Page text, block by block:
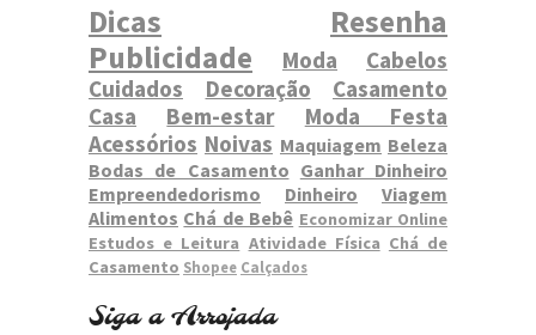
Dicas
Resenha
Publicidade
Moda
Cabelos
Cuidados
Decoração
Casamento
Casa
Bem-estar
Moda Festa
Acessórios Noivas Maquiagem Beleza
Bodas de Casamento Ganhar Dinheiro
Empreendedorismo
Dinheiro
Viagem
Alimentos Chá de Bebê Economizar Online
Estudos e Leitura Atividade Física Chá de
Casamento Shopee Calçados
Siga a Arrojada